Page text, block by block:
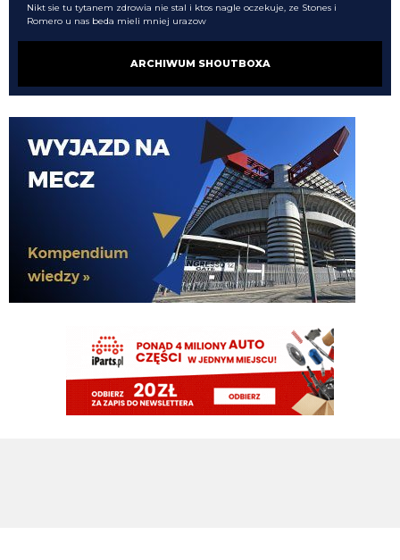
Nikt sie tu tytanem zdrowia nie stal i ktos nagle oczekuje, ze Stones i
Romero u nas beda mieli mniej urazow
timon 06.08.2026 10:47
Myslisz, ze gdzie indziej nie wiedzą? Liczba kontuzji u pilkarzy nie maleje
gdy do nas przychodza, po prostu nie sciagamy szklanek
martins2000
Wygląda na to, że Barcelona wyprzedziła Real Madryt w staraniach o transfer
Rodriego. [@alex_crook & @JacobsBen]
Cny 06.08.2026 09:35
wątpię by wahadłowy był uzależniony od transferu Romero
skoro chcą Romero, wahadłowego i jonesa, warunkami ich przyjścia są
najpewniej odejścia pavarda czy Fratta to znaczy że finansowo im się spina
06.08.2026 09:33
już LH grał na prawym wahadle na tej zasadzie.
ARCHIWUM SHOUTBOXA